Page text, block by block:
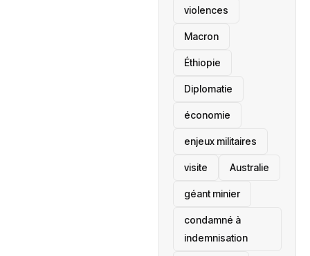
violences
Macron
Éthiopie
Diplomatie
économie
enjeux militaires
visite ‎Australie
géant minier
condamné à
indemnisation